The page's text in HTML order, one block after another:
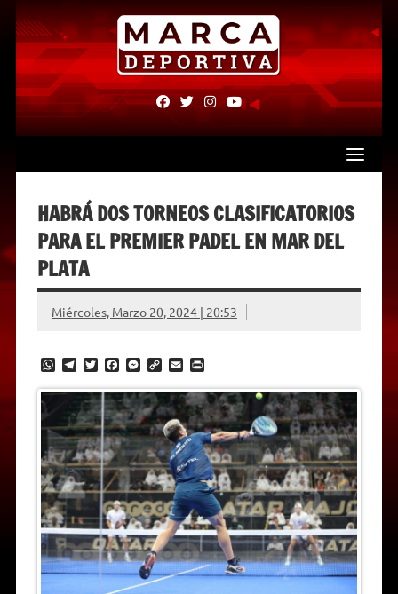
Skip
content
fab
fa-
fab
fa-
fab fab
HABRÁ DOS TORNEOS CLASIFICATORIOS
PARA EL PREMIER PADEL EN MAR DEL
PLATA
Miércoles, Marzo 20, 2024 | 20:53
W
a
s
A
p
p
T
l
e
g
r
a
m
T
i
t
t
e
r
F
c
e
b
o
o
k
M
s
s
e
n
g
e
r
C
p
y
L
i
n
k
E
a
i
l
P
i
n
t
F
r
i
e
n
d
l
y